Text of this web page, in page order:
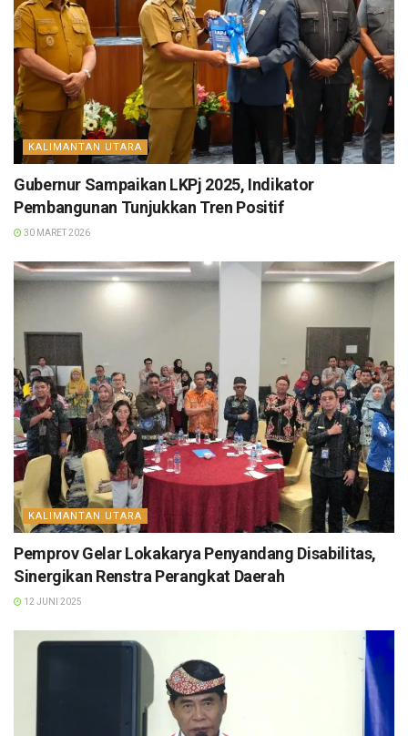
KALIMANTAN UTARA
Gubernur Sampaikan LKPj 2025, Indikator
Pembangunan Tunjukkan Tren Positif
30 MARET 2026
KALIMANTAN UTARA
Pemprov Gelar Lokakarya Penyandang Disabilitas,
Sinergikan Renstra Perangkat Daerah
12 JUNI 2025